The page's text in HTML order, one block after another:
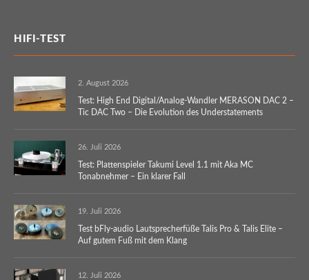
HIFI-TEST
2. August 2026
Test: High End Digital/Analog-Wandler MERASON DAC 2 –
Tic DAC Two – Die Evolution des Understatements
26. Juli 2026
Test: Plattenspieler Takumi Level 1.1 mit Aka MC
Tonabnehmer – Ein klarer Fall
19. Juli 2026
Test bFly-audio Lautsprecherfüße Talis Pro & Talis Elite –
Auf gutem Fuß mit dem Klang
12. Juli 2026